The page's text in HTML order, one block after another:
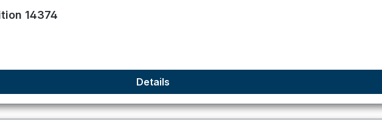
14374
Details